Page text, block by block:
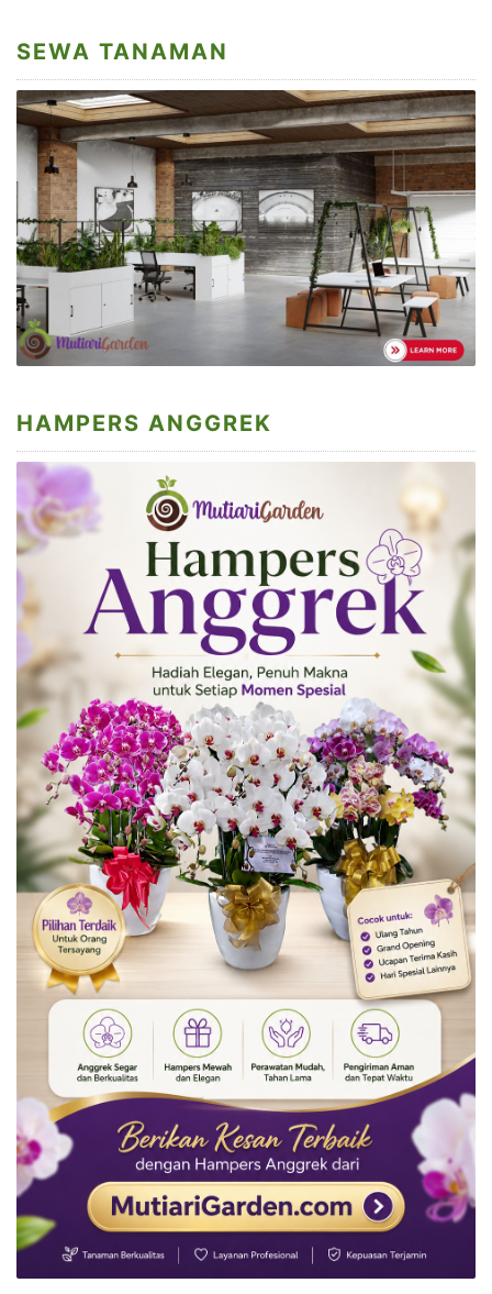
SEWA TANAMAN
HAMPERS ANGGREK